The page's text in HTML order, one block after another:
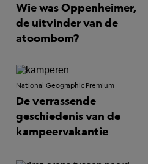
Wie was Oppenheimer,
de uitvinder van de
atoombom?
National Geographic Premium
De verrassende
geschiedenis van de
kampeervakantie